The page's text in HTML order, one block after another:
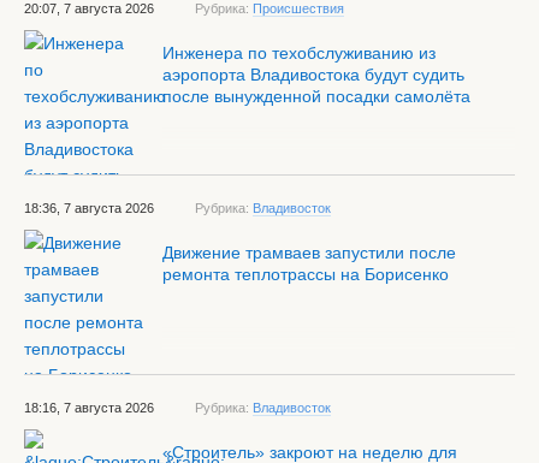
20:07, 7 августа 2026 Рубрика: Происшествия
Инженера по техобслуживанию из
аэропорта Владивостока будут судить
после вынужденной посадки самолёта
18:36, 7 августа 2026 Рубрика: Владивосток
Движение трамваев запустили после
ремонта теплотрассы на Борисенко
18:16, 7 августа 2026 Рубрика: Владивосток
«Строитель» закроют на неделю для